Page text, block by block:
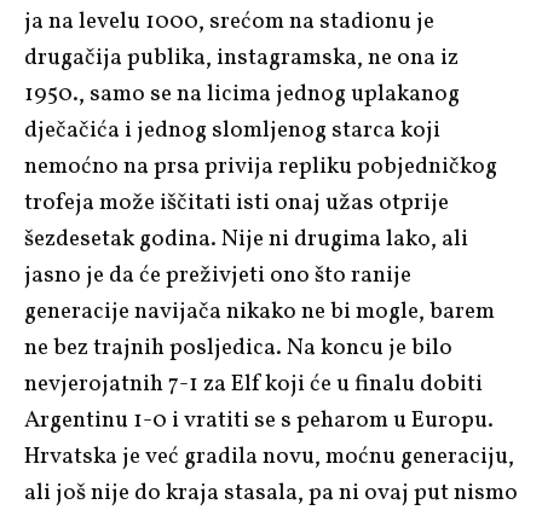
ja na levelu 1000, srećom na stadionu je
drugačija publika, instagramska, ne ona iz
1950., samo se na licima jednog uplakanog
dječačića i jednog slomljenog starca koji
nemoćno na prsa privija repliku pobjedničkog
trofeja može iščitati isti onaj užas otprije
šezdesetak godina. Nije ni drugima lako, ali
jasno je da će preživjeti ono što ranije
generacije navijača nikako ne bi mogle, barem
ne bez trajnih posljedica. Na koncu je bilo
nevjerojatnih 7-1 za Elf koji će u finalu dobiti
Argentinu 1-0 i vratiti se s peharom u Europu.
Hrvatska je već gradila novu, moćnu generaciju,
ali još nije do kraja stasala, pa ni ovaj put nismo